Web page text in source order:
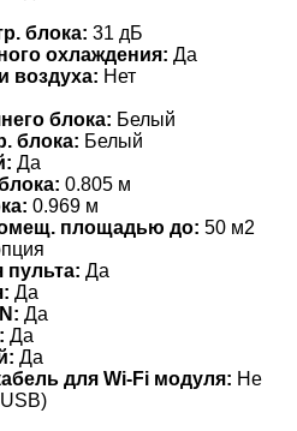
блока: 31 дБ
охлаждения: Да
воздуха: Нет
блока: Белый
блока: Белый
Да
0.805 м
0.969 м
площадью до: 50 м2
пульта: Да
Да
Да
Да
Да
для Wi-Fi модуля: Не